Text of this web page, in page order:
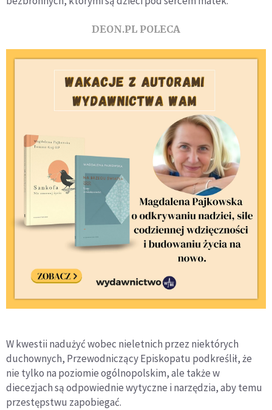
DEON.PL POLECA
W kwestii nadużyć wobec nieletnich przez niektórych
duchownych, Przewodniczący Episkopatu podkreślił, że
nie tylko na poziomie ogólnopolskim, ale także w
diecezjach są odpowiednie wytyczne i narzędzia, aby temu
przestępstwu zapobiegać.